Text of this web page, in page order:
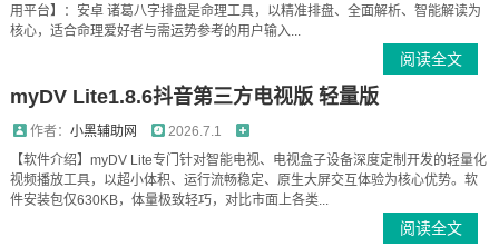
影视解析
用平台】：安卓 诸葛八字排盘是命理工具，以精准排盘、全面解析、智能解读为
核心，适合命理爱好者与需运势参考的用户输入...
阅读全文
myDV Lite1.8.6抖音第三方电视版 轻量版
作者： 小黑辅助网
2026.7.1
【软件介绍】myDV Lite专门针对智能电视、电视盒子设备深度定制开发的轻量化
视频播放工具，以超小体积、运行流畅稳定、原生大屏交互体验为核心优势。软
件安装包仅630KB，体量极致轻巧，对比市面上各类...
阅读全文